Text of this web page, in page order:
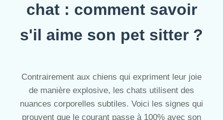
chat : comment savoir
s'il aime son pet sitter ?
Contrairement aux chiens qui expriment leur joie
de manière explosive, les chats utilisent des
nuances corporelles subtiles. Voici les signes qui
prouvent que le courant passe à 100% avec son